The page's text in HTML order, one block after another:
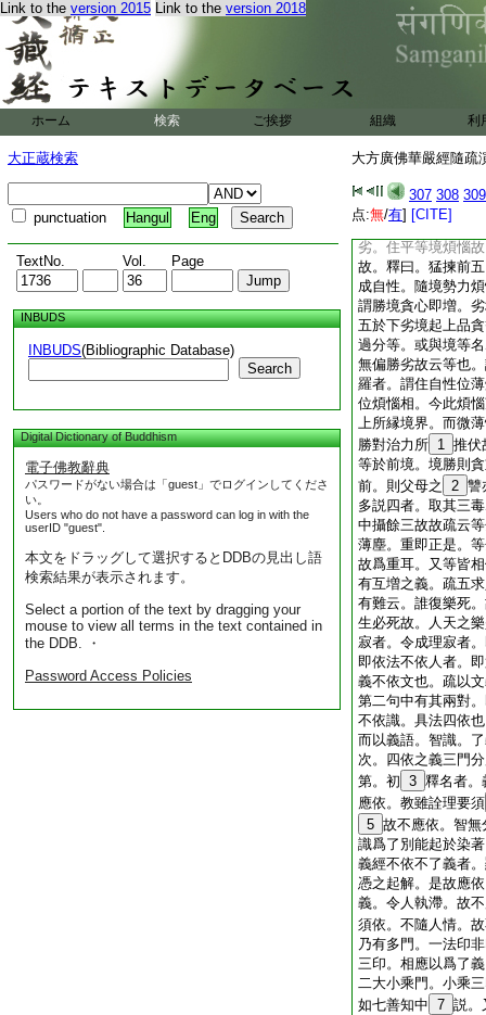
Link to the version 2015 Link to the version 2018
ホーム 検索 ご挨拶 組織 利
大正蔵検索
punctuation Hangul Eng
TextNo. Vol. Page
INBUDS
INBUDS(Bibliographic Database)
Search
Digital Dictionary of Buddhism
電子佛教辭典
パスワードがない場合は「guest」でログインしてくださ
い。
Users who do not have a password can log in with the
userID "guest".
本文をドラッグして選択するとDDBの見出し語
検索結果が表示されます。
Select a portion of the text by dragging your
mouse to view all terms in the text contained in
the DDB. ・
Password Access Policies
大方廣佛華嚴經隨疏
307 308 309
点:無/有] [CITE]
離差別故。任持差
故。界差別故。修
自有七種。一貪行
可愛境界。而能發
此釋
者亦爾。各隨自境
分補特伽羅者。謂
劣。住平等境煩惱
故。釋曰。猛揀前
成自性。隨境勢力
謂勝境貪心即増。
五於下劣境起上品
過分等。或與境等
無偏勝劣故云等也
羅者。謂住自性位
位煩惱相。今此煩
上所縁境界。而微
勝對治力所 1 推伏
等於前境。境勝則
前。則父母之
2 讐
多説四者。取其三
中攝餘三故故疏云
薄塵。重即正是。
故爲重耳。又等皆
有互増之義。疏五
有難云。誰復樂死
生必死故。人天之
寂者。令成理寂者
即依法不依人者。
義不依文也。疏以
第二句中有其兩對
不依識。具法四依
而以義語。智識。
次。四依之義三門
第。初 3 釋名者。
應依。教雖詮理要須
5 故不應依。智
識爲了別能起於染
義經不依不了義者
憑之起解。是故應
義。令人執滯。故
須依。不隨人情。
乃有多門。一法印
三印。相應以爲了
二大小乘門。小乘
如七善知中 7 説。